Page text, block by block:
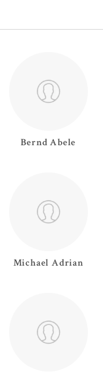
BerndAbele
MichaelAdrian